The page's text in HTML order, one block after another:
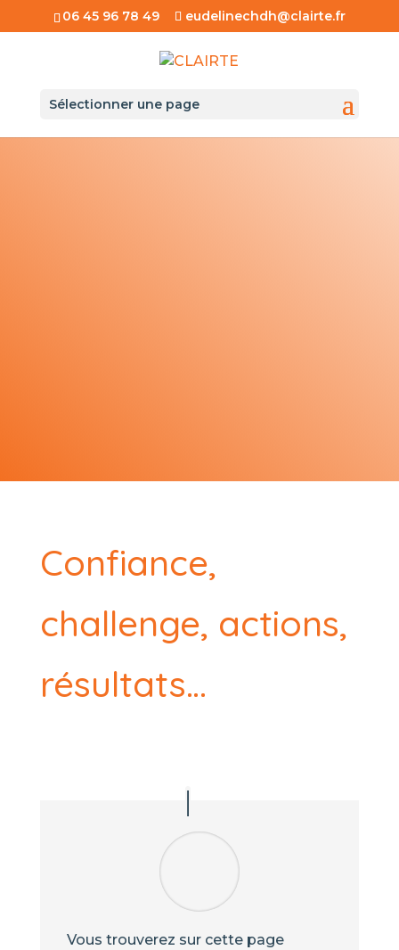
06 45 96 78 49 eudelinechdh@clairte.fr
Sélectionner une page
Confiance,
challenge, actions,
résultats…
Vous trouverez sur cette page